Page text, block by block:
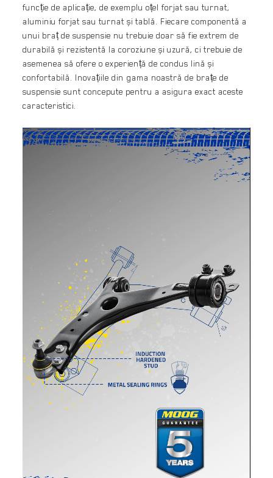
funcție de aplicație, de exemplu oțel forjat sau turnat,
aluminiu forjat sau turnat și tablă. Fiecare componentă a
unui braț de suspensie nu trebuie doar să fie extrem de
durabilă și rezistentă la coroziune și uzură, ci trebuie de
asemenea să ofere o experiență de condus lină și
confortabilă. Inovațiile din gama noastră de brațe de
suspensie sunt concepute pentru a asigura exact aceste
caracteristici.